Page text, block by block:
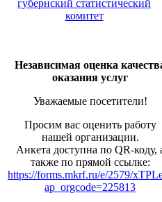
губернский статистический
комитет
Независимая оценка
оказания услуг
Уважаемые посетители!
Просим вас оценить работу
нашей организации.
Анкета доступна по QR-коду,
также по прямой ссылке:
https://forms.mkrf.ru/e/2579/
ap_orgcode=225813